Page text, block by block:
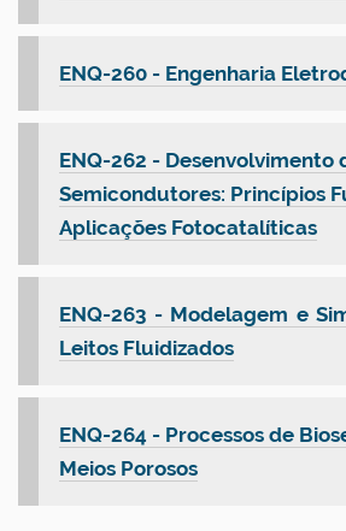
ENQ-260 - Engenharia
ENQ-262 - Desenvolvimento
Semicondutores: Princípios
Aplicações Fotocatalíticas
ENQ-263 - Modelagem e
Leitos Fluidizados
ENQ-264 - Processos de
Meios Porosos